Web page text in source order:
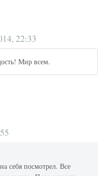
22:33
Мир всем.
себя посмотрел. Все